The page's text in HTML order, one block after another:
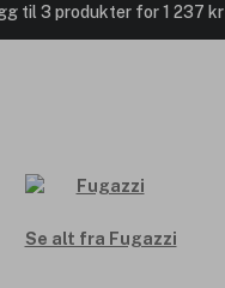
til 3 produkter for 1 237 kr
Se alt fra Fugazzi